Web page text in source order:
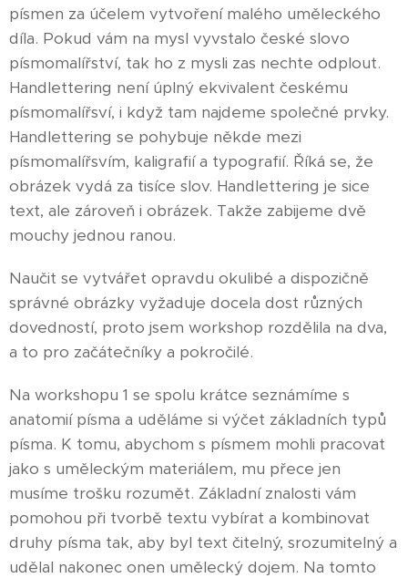
písmen za účelem vytvoření malého uměleckého
díla. Pokud vám na mysl vyvstalo české slovo
písmomalířství, tak ho z mysli zas nechte odplout.
Handlettering není úplný ekvivalent českému
písmomalířsví, i když tam najdeme společné prvky.
Handlettering se pohybuje někde mezi
písmomalířsvím, kaligrafií a typografií. Říká se, že
obrázek vydá za tisíce slov. Handlettering je sice
text, ale zároveň i obrázek. Takže zabijeme dvě
mouchy jednou ranou.
Naučit se vytvářet opravdu okulibé a dispozičně
správné obrázky vyžaduje docela dost různých
dovedností, proto jsem workshop rozdělila na dva,
a to pro začátečníky a pokročilé.
Na workshopu 1 se spolu krátce seznámíme s
anatomií písma a uděláme si výčet základních typů
písma. K tomu, abychom s písmem mohli pracovat
jako s uměleckým materiálem, mu přece jen
musíme trošku rozumět. Základní znalosti vám
pomohou při tvorbě textu vybírat a kombinovat
druhy písma tak, aby byl text čitelný, srozumitelný a
udělal nakonec onen umělecký dojem. Na tomto